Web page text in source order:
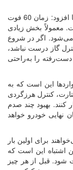
وی با اشاره به اهمیت شاخص 60ft برای حرفه‌ای‌ها افزود: زمان 60 فوت
معمولاً بخش زیادی
می‌شود. اگر در شروع
گاز درست نباشد،
را به‌راحتی
این است که به
کنترل هرزگردی
کنند. بهبود چند صدم
نهایی خودرو خواهد
برای اولین بار
اشتباه این است که
شود. قبل از هر چیز